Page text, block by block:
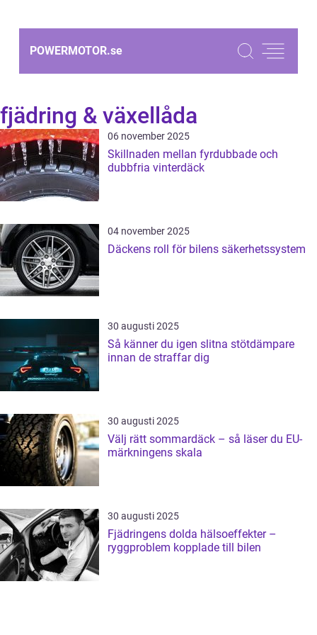
POWERMOTOR.se
fjädring & växellåda
06 november 2025
Skillnaden mellan fyrdubbade och
dubbfria vinterdäck
04 november 2025
Däckens roll för bilens säkerhetssystem
30 augusti 2025
Så känner du igen slitna stötdämpare
innan de straffar dig
30 augusti 2025
Välj rätt sommardäck – så läser du EU-
märkningens skala
30 augusti 2025
Fjädringens dolda hälsoeffekter –
ryggproblem kopplade till bilen